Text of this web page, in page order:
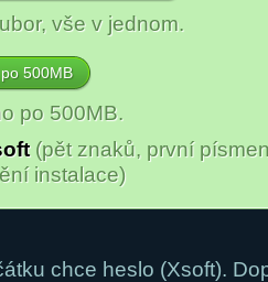
vše v jednom.
500MB
po 500MB.
(pět znaků, první
instalace)
chce heslo (Xsoft).